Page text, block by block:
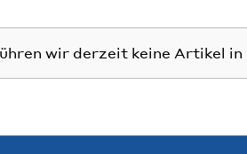
wir derzeit keine Artikel